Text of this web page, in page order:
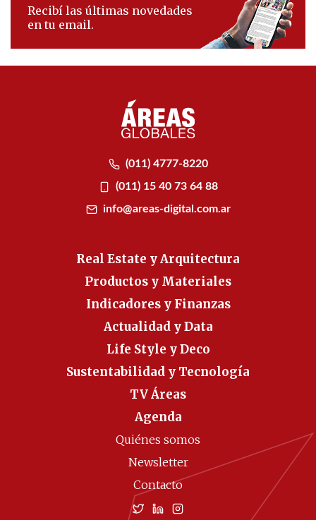
Recibí las últimas novedades
en tu email.
(011) 4777-8220
(011) 15 40 73 64 88
info@areas-digital.com.ar
Real Estate y Arquitectura
Productos y Materiales
Indicadores y Finanzas
Actualidad y Data
Life Style y Deco
Sustentabilidad y Tecnología
TV Áreas
Agenda
Quiénes somos
Newsletter
Contacto